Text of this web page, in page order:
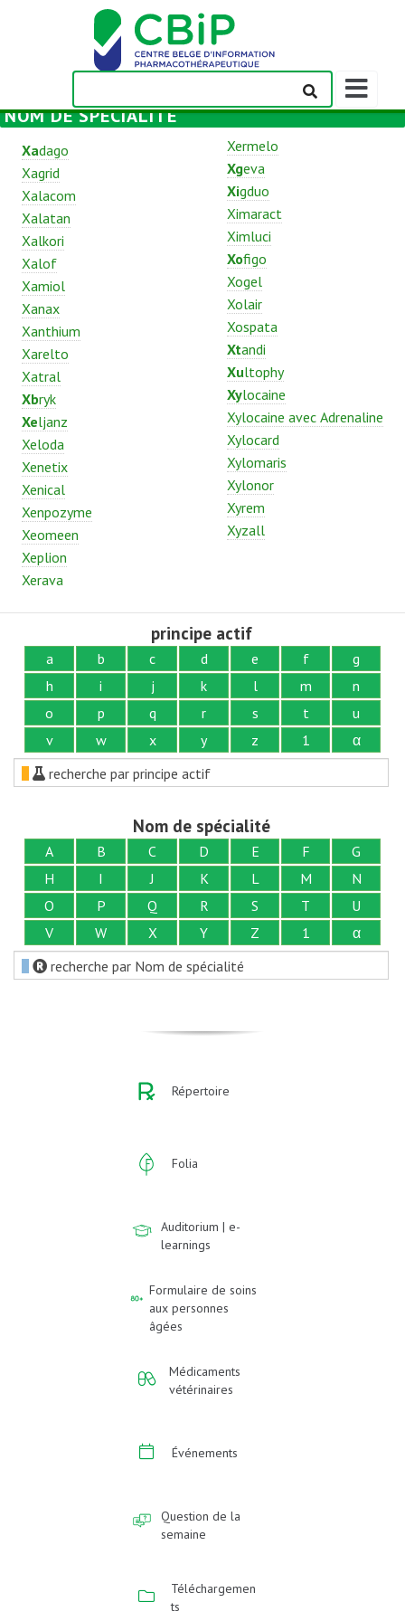
Afficher/
la
NOM DE SPÉCIALITÉ
Xadago
Xagrid
Xalacom
Xalatan
Xalkori
Xalof
Xamiol
Xanax
Xanthium
Xarelto
Xatral
Xbryk
Xeljanz
Xeloda
Xenetix
Xenical
Xenpozyme
Xeomeen
Xeplion
Xerava
Xermelo
Xgeva
Xigduo
Ximaract
Ximluci
Xofigo
Xogel
Xolair
Xospata
Xtandi
Xultophy
Xylocaine
Xylocaine avec Adrenaline
Xylocard
Xylomaris
Xylonor
Xyrem
Xyzall
principe actif
a b c d e f
g
h
i j k l m
n
o
p q r s t
u
v
w x y z 1
α
recherche par principe actif
Nom de spécialité
A B C D E F
G
H
I J K L M
N
O
P Q R S T
U
V
W X Y Z 1
α
recherche par Nom de spécialité
Répertoire
Folia
Auditorium | e-
learnings
Formulaire de soins
aux personnes
âgées
Médicaments
vétérinaires
Événements
Question de la
semaine
Téléchargemen
ts